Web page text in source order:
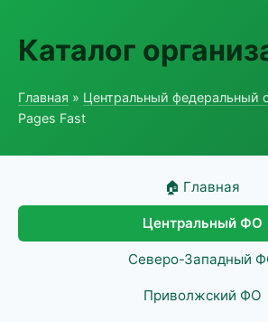
Каталог
Главная » Центральный федеральный
Pages Fast
🏠 Главная
Центральный ФО
Северо-Западный
Приволжский ФО